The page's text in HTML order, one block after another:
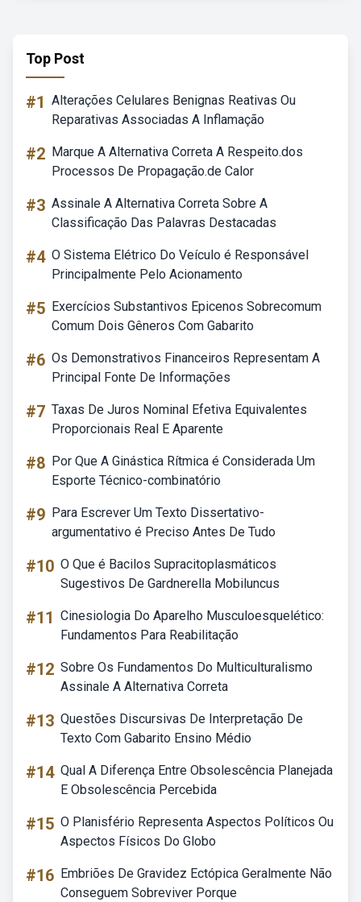
Top Post
#1 Alterações Celulares Benignas Reativas Ou
Reparativas Associadas A Inflamação
#2 Marque A Alternativa Correta A Respeito.dos
Processos De Propagação.de Calor
#3 Assinale A Alternativa Correta Sobre A
Classificação Das Palavras Destacadas
#4 O Sistema Elétrico Do Veículo é Responsável
Principalmente Pelo Acionamento
#5 Exercícios Substantivos Epicenos Sobrecomum
Comum Dois Gêneros Com Gabarito
#6 Os Demonstrativos Financeiros Representam A
Principal Fonte De Informações
#7 Taxas De Juros Nominal Efetiva Equivalentes
Proporcionais Real E Aparente
#8 Por Que A Ginástica Rítmica é Considerada Um
Esporte Técnico-combinatório
#9 Para Escrever Um Texto Dissertativo-
argumentativo é Preciso Antes De Tudo
#10 O Que é Bacilos Supracitoplasmáticos
Sugestivos De Gardnerella Mobiluncus
#11 Cinesiologia Do Aparelho Musculoesquelético:
Fundamentos Para Reabilitação
#12 Sobre Os Fundamentos Do Multiculturalismo
Assinale A Alternativa Correta
#13 Questões Discursivas De Interpretação De
Texto Com Gabarito Ensino Médio
#14 Qual A Diferença Entre Obsolescência Planejada
E Obsolescência Percebida
#15 O Planisfério Representa Aspectos Políticos Ou
Aspectos Físicos Do Globo
#16 Embriões De Gravidez Ectópica Geralmente Não
Conseguem Sobreviver Porque